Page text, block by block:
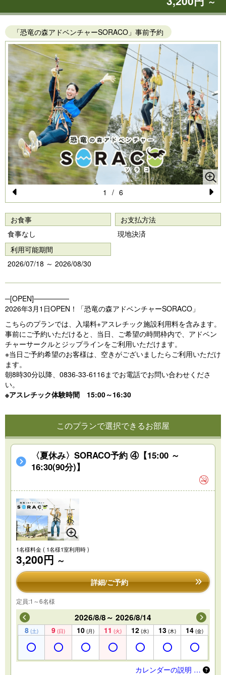
「恐竜の森アドベンチャーSORACO」事前予約
Pr
e
vi
o
u
s
N
1 / 6
お食事
食事なし
お支払方法
現地決済
利用可能期間
2026/07/18 ～ 2026/08/30
─[OPEN]───────
2026年3月1日OPEN！「恐竜の森アドベンチャーSORACO」
こちらのプランでは、入場料+アスレチック施設利用料を含みます。
事前にご予約いただけると、当日、ご希望の時間枠内で、アドベン
チャーサークルとジップラインをご利用いただけます。
※当日ご予約希望のお客様は、空きがございましたらご利用いただけ
ます。
朝8時30分以降、0836-33-6116までお電話でお問い合わせくださ
い。
※アスレチック体験時間 15:00～16:30
このプランで選択できるお部屋
〈夏休み〉SORACO予約 ④【15:00 ～
16:30(90分)】
1名様料金( 1名様1室利用時 )
3,200円 ～
詳細/ご予約
定員:1～6名様
2026/8/8～ 2026/8/14
8 (土) 9 (日) 10 (月) 11 (火) 12 (水) 13 (木) 14 (金)
カレンダーの説明 …